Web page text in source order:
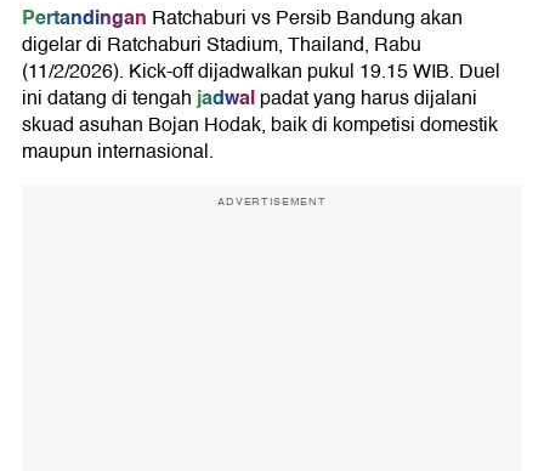
Pertandingan Ratchaburi vs Persib Bandung akan
digelar di Ratchaburi Stadium, Thailand, Rabu
(11/2/2026). Kick-off dijadwalkan pukul 19.15 WIB. Duel
ini datang di tengahjadwalpadat yang harus dijalani
skuad asuhan Bojan Hodak, baik di kompetisi domestik
maupun internasional.
ADVERTISEMENT